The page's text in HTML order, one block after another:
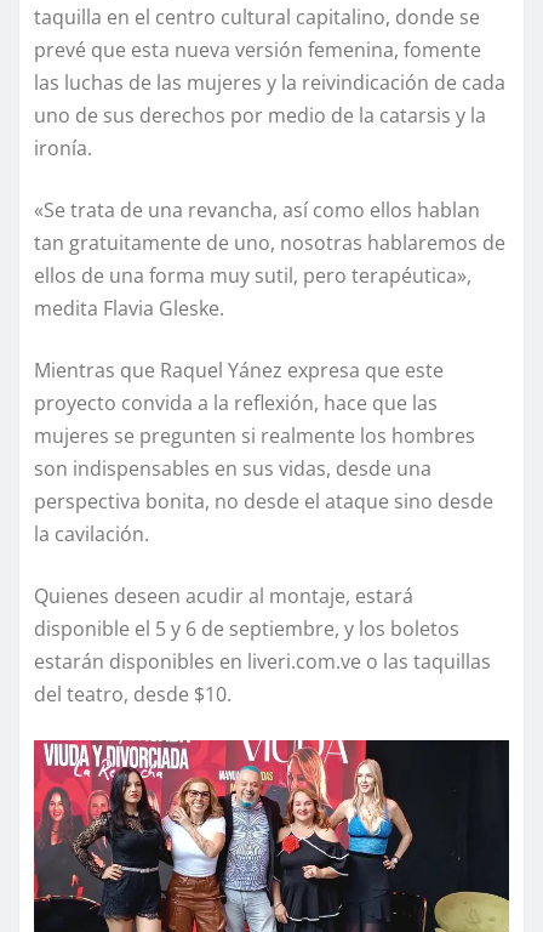
taquilla en el centro cultural capitalino, donde se
prevé que esta nueva versión femenina, fomente
las luchas de las mujeres y la reivindicación de cada
uno de sus derechos por medio de la catarsis y la
ironía.
«Se trata de una revancha, así como ellos hablan
tan gratuitamente de uno, nosotras hablaremos de
ellos de una forma muy sutil, pero terapéutica»,
medita Flavia Gleske.
Mientras que Raquel Yánez expresa que este
proyecto convida a la reflexión, hace que las
mujeres se pregunten si realmente los hombres
son indispensables en sus vidas, desde una
perspectiva bonita, no desde el ataque sino desde
la cavilación.
Quienes deseen acudir al montaje, estará
disponible el 5 y 6 de septiembre, y los boletos
estarán disponibles en liveri.com.ve o las taquillas
del teatro, desde $10.